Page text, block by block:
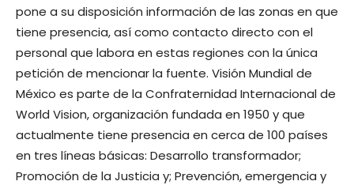
pone a su disposición información de las zonas en que
tiene presencia, así como contacto directo con el
personal que labora en estas regiones con la única
petición de mencionar la fuente. Visión Mundial de
México es parte de la Confraternidad Internacional de
World Vision, organización fundada en 1950 y que
actualmente tiene presencia en cerca de 100 países
en tres líneas básicas: Desarrollo transformador;
Promoción de la Justicia y; Prevención, emergencia y